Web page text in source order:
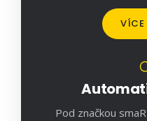
VÍCE
Pod značkou